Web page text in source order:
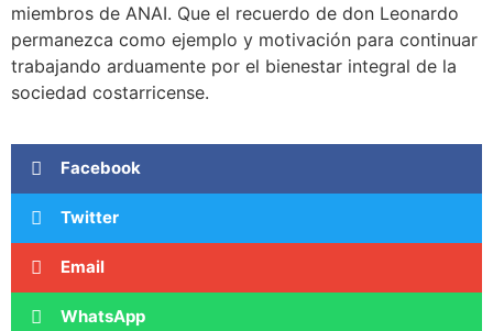
miembros de ANAI. Que el recuerdo de don Leonardo
permanezca como ejemplo y motivación para continuar
trabajando arduamente por el bienestar integral de la
sociedad costarricense.
Facebook
Twitter
Email
WhatsApp